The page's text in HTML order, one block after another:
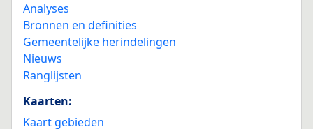
Analyses
Bronnen en definities
Gemeentelijke herindelingen
Nieuws
Ranglijsten
Kaarten:
Kaart gebieden